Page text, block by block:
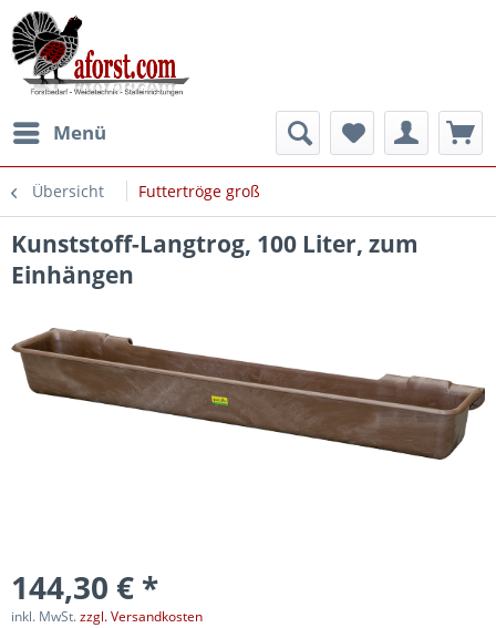
Menü
Übersicht Futtertröge groß
Kunststoff-Langtrog, 100 Liter, zum
Einhängen
144,30 € *
inkl. MwSt.zzgl. Versandkosten